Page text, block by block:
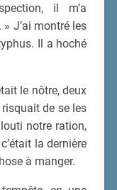
il m’a
J’ai montré les
Il a hoché
le nôtre, deux
de se les
notre ration,
la dernière
à manger.